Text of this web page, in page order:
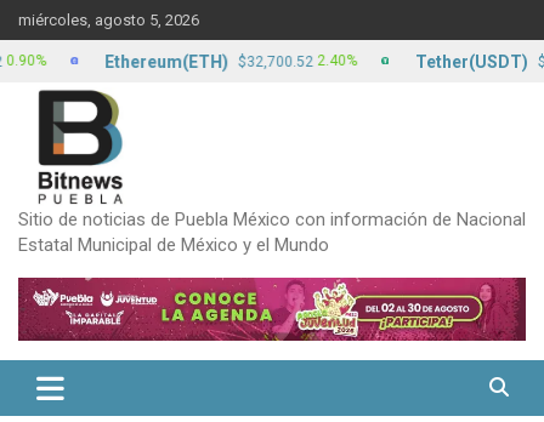
to
content
miércoles, agosto 5, 2026
Sitio de noticias de Puebla México con información de Nacional
Estatal Municipal de México y el Mundo
Ethereum(ETH) $32,700.52 2.40% Tether(USDT) $17.22